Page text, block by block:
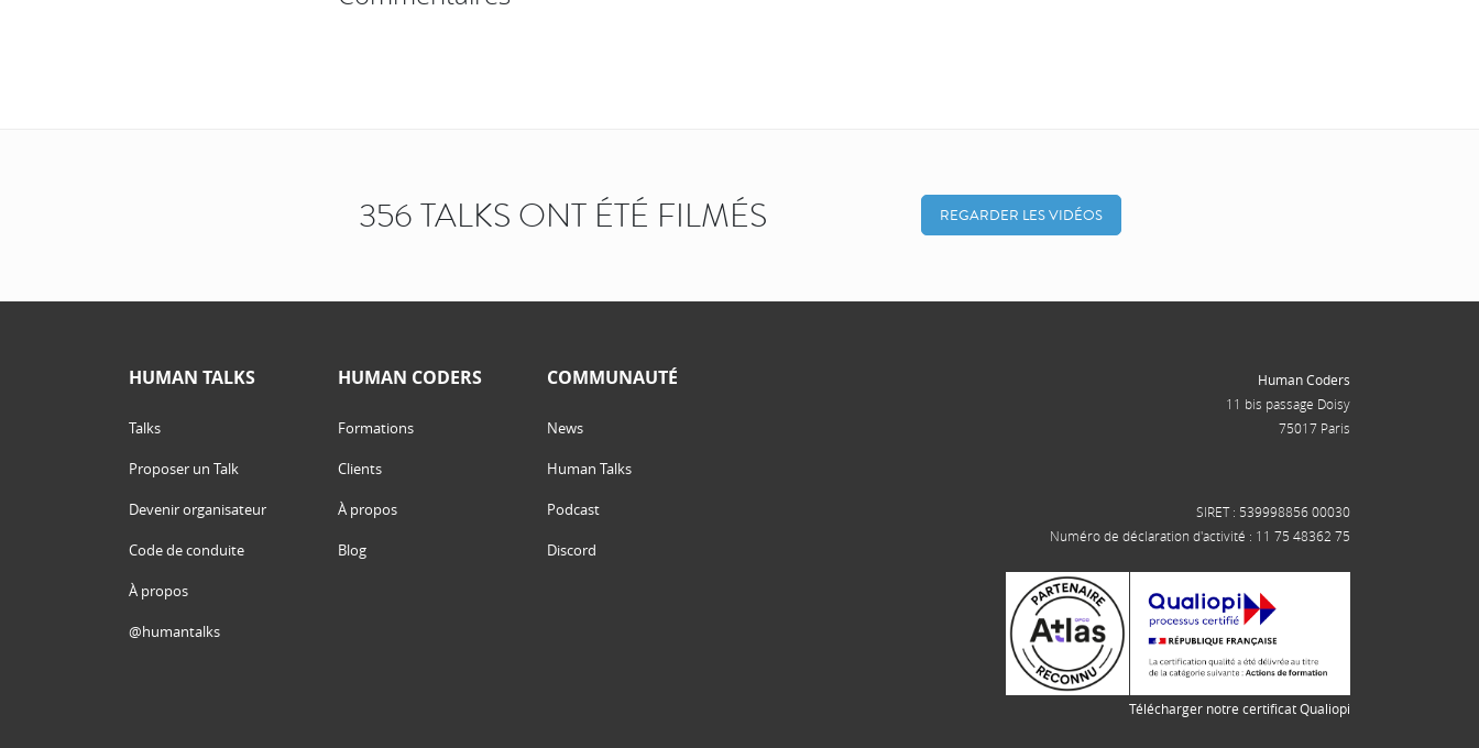
356 TALKS ONT ÉTÉ FILMÉS REGARDER LES VIDÉOS
HUMAN TALKS
Talks
Proposer un Talk
Devenir organisateur
Code de conduite
À propos
@humantalks
HUMAN CODERS
Formations
Clients
À propos
Blog
COMMUNAUTÉ
News
Human Talks
Podcast
Discord
Human Coders
11 bis passage Doisy
75017 Paris
SIRET : 539998856 00030
Numéro de déclaration d'activité : 11 75 48362 75
Télécharger notre certificat Qualiopi